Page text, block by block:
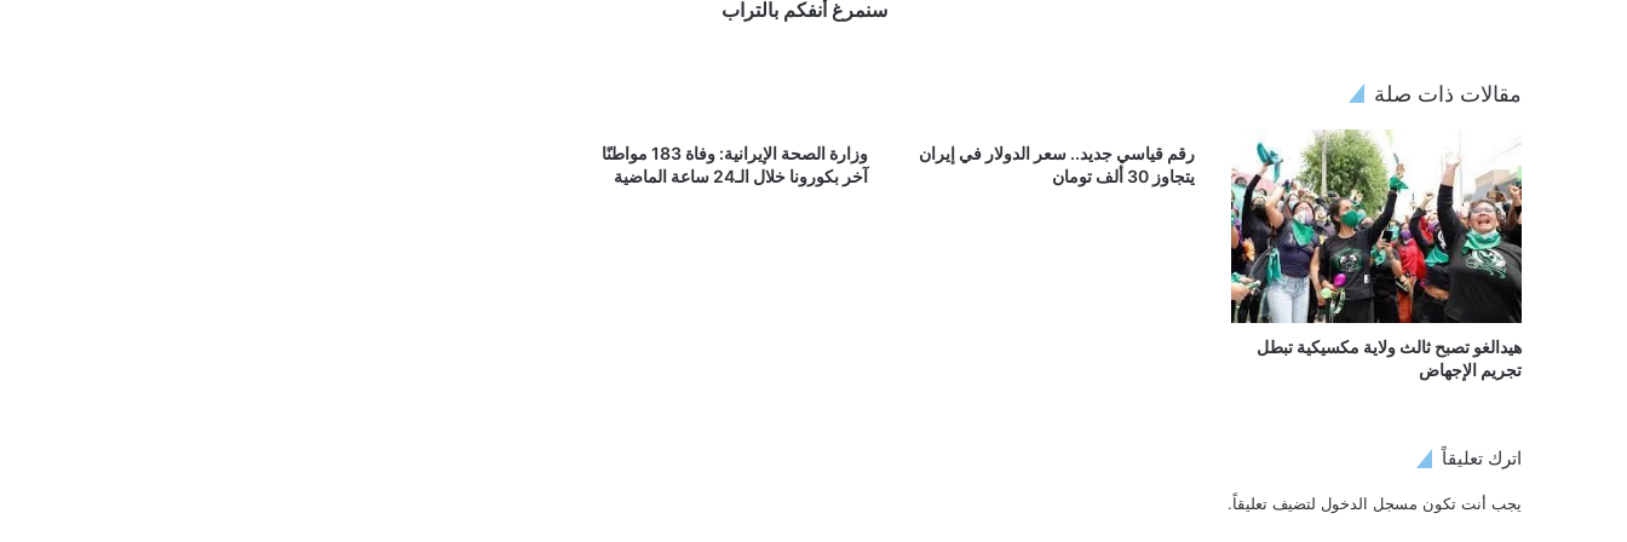
أوميروف: نتائج انتخابات مجلس الدوما
الروسي في الأراضي المحتلة مؤقتًا لاغية
سنمرغ أنفكم بالتراب
مقالات ذات صلة
هيدالغو تصبح ثالث ولاية مكسيكية تبطل
تجريم الإجهاض
رقم قياسي جديد.. سعر الدولار في إيران
يتجاوز 30 ألف تومان
وزارة الصحة الإيرانية: وفاة 183 مواطنًا
آخر بكورونا خلال الـ24 ساعة الماضية
اترك تعليقاً
يجب أنت تكون مسجل الدخول لتضيف تعليقاً.